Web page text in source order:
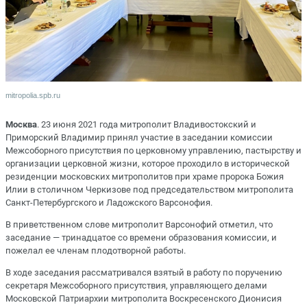
mitropolia.spb.ru
Москва. 23 июня 2021 года митрополит Владивостокский и
Приморский Владимир принял участие в заседании комиссии
Межсоборного присутствия по церковному управлению, пастырству и
организации церковной жизни, которое проходило в исторической
резиденции московских митрополитов при храме пророка Божия
Илии в столичном Черкизове под председательством митрополита
Санкт-Петербургского и Ладожского Варсонофия.
В приветственном слове митрополит Варсонофий отметил, что
заседание — тринадцатое со времени образования комиссии, и
пожелал ее членам плодотворной работы.
В ходе заседания рассматривался взятый в работу по поручению
секретаря Межсоборного присутствия, управляющего делами
Московской Патриархии митрополита Воскресенского Дионисия